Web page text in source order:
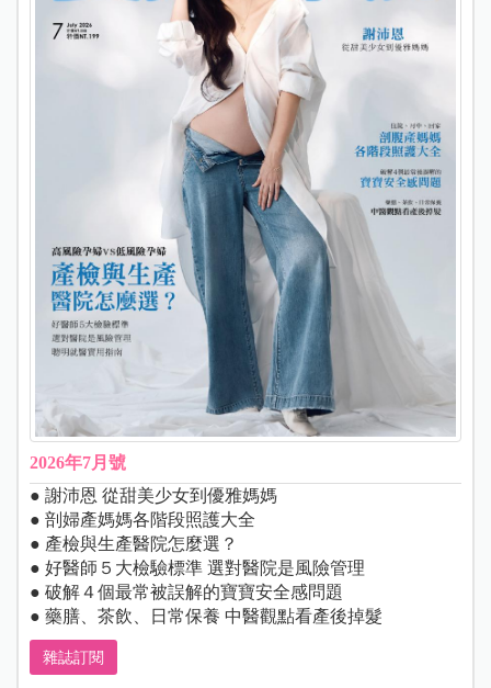
2026年7月號
● 謝沛恩 從甜美少女到優雅媽媽
● 剖婦產媽媽各階段照護大全
● 產檢與生產醫院怎麼選？
● 好醫師５大檢驗標準 選對醫院是風險管理
● 破解４個最常被誤解的寶寶安全感問題
● 藥膳、茶飲、日常保養 中醫觀點看產後掉髮
雜誌訂閱